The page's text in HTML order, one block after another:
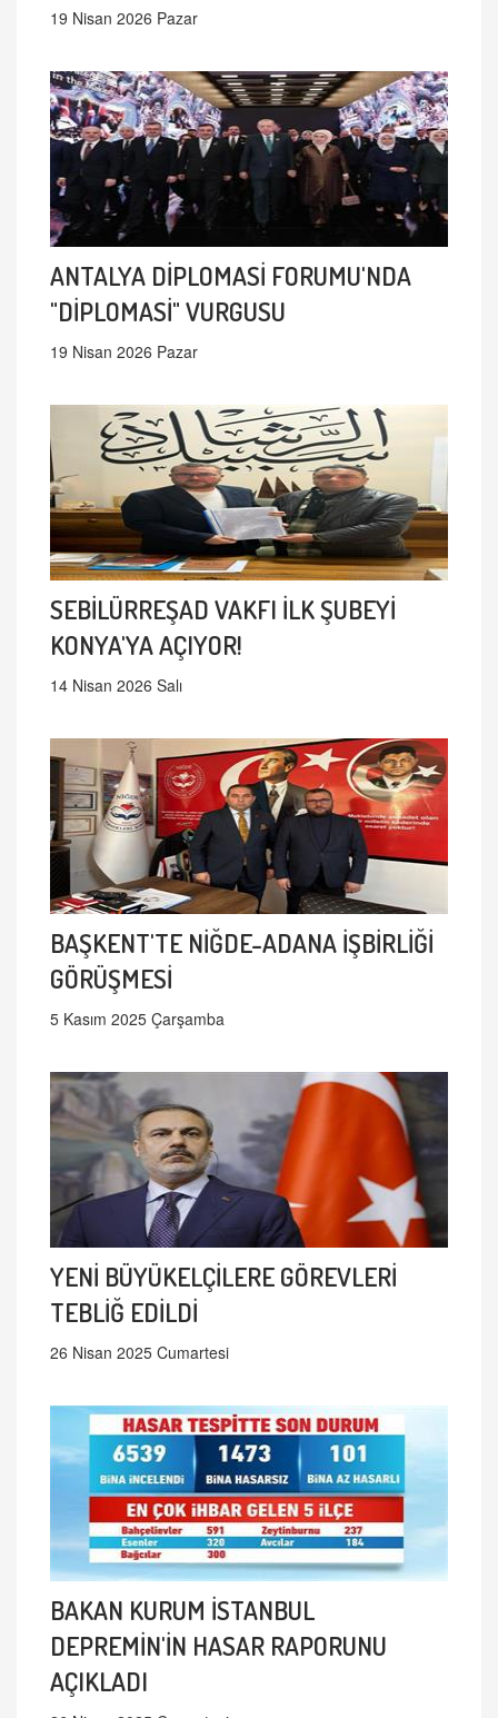
19 Nisan 2026 Pazar
ANTALYA DİPLOMASİ FORUMU'NDA
"DİPLOMASİ" VURGUSU
19 Nisan 2026 Pazar
SEBİLÜRREŞAD VAKFI İLK ŞUBEYİ
KONYA'YA AÇIYOR!
14 Nisan 2026 Salı
BAŞKENT'TE NİĞDE-ADANA İŞBİRLİĞİ
GÖRÜŞMESİ
5 Kasım 2025 Çarşamba
YENİ BÜYÜKELÇİLERE GÖREVLERİ
TEBLİĞ EDİLDİ
26 Nisan 2025 Cumartesi
BAKAN KURUM İSTANBUL
DEPREMİN'İN HASAR RAPORUNU
AÇIKLADI